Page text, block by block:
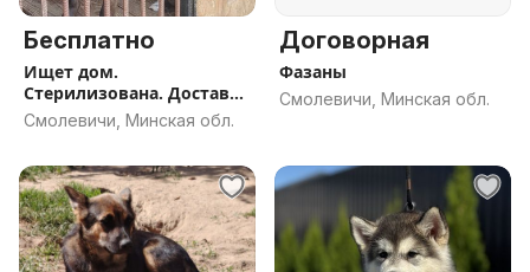
Бесплатно
Ищет дом.
Стерилизована. Доставка
присутствует.
Смолевичи, Минская обл.
Договорная
Фазаны
Смолевичи, Минская обл.